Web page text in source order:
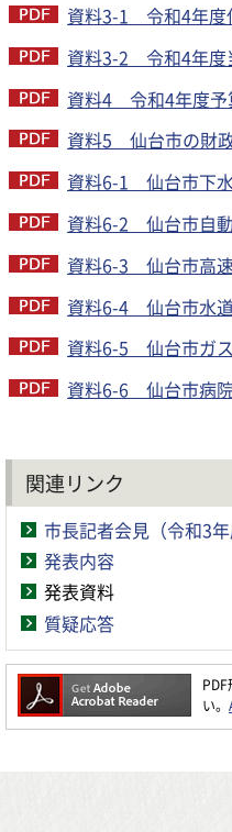
資料3-1 令和4年度
資料3-2 令和4年度
資料4 令和4年度予
資料5 仙台市の財政
資料6-1 仙台市下水
資料6-2 仙台市自動
資料6-3 仙台市高速
資料6-4 仙台市水
資料6-5 仙台市ガス
資料6-6 仙台市病院
関連リンク
市長記者会見（令和3年
発表内容
発表資料
質疑応答
い。